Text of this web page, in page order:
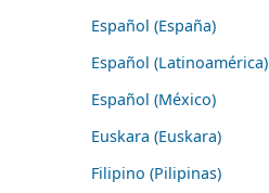
Español (España)
Español (Latinoamérica)
Español (México)
Euskara (Euskara)
Filipino (Pilipinas)